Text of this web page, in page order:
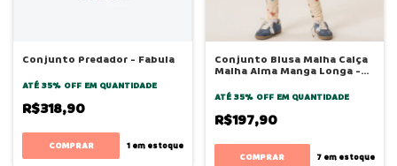
Conjunto Predador - Fabula
ATÉ 35% OFF EM QUANTIDADE
R$318,90
COMPRAR 1em estoque
Conjunto Blusa Malha Calça
Malha Alma Manga Longa -
ATÉ 35% OFF EM QUANTIDADE
R$197,90
COMPRAR 7 em estoque